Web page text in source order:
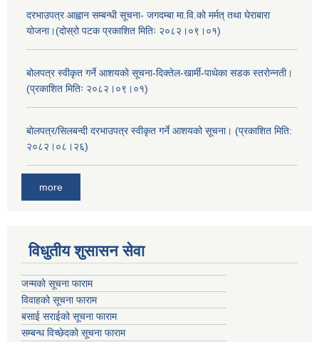
दरभाउपत्र आह्वान सम्बन्धी सूचना- जगदम्बा मा.वि.को मर्मत् तथा घेराबारा
योजना।(दोस्रो पटक प्रकाशित मितिः २०८२।०९।०१)
बोलपत्र स्वीकृत गर्ने आशयको सूचना-दिक्तेल-खार्मी-पाथेका सडक स्तरोन्नती।
(प्रकाशित मितिः २०८२।०९।०१)
बोलपत्र/सिलबन्दी दरभाउपत्र स्वीकृत गर्ने आशयको सूचना। (प्रकाशित मिति:
२०८२।०८।२६)
more
विधुतीय शुसासन सेवा
जन्मको सूचना फाराम
विवाहको सूचना फाराम
बसाई सराईको सूचना फाराम
सम्बन्ध विच्छेदको सूचना फाराम